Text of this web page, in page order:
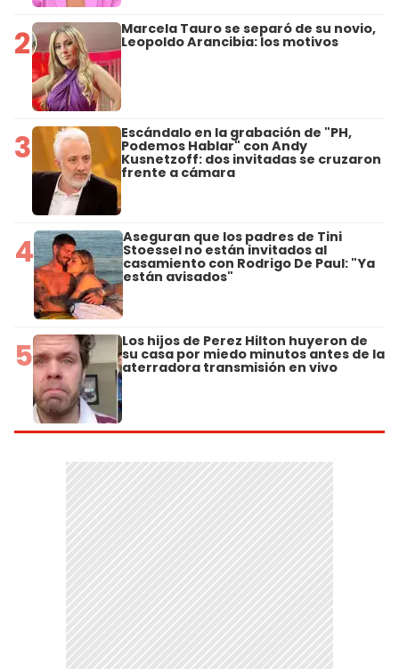
2 Marcela Tauro se separó de su novio,
Leopoldo Arancibia: los motivos
3 Escándalo en la grabación de "PH,
Podemos Hablar" con Andy
Kusnetzoff: dos invitadas se cruzaron
frente a cámara
4 Aseguran que los padres de Tini
Stoessel no están invitados al
casamiento con Rodrigo De Paul: "Ya
están avisados"
5 Los hijos de Perez Hilton huyeron de
su casa por miedo minutos antes de la
aterradora transmisión en vivo